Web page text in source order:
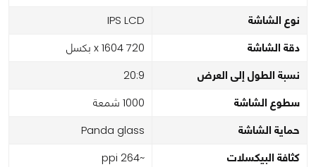
نوع الشاشة IPS LCD
دقة الشاشة 720 x 1604 بكسل
نسبة الطول إلى العرض 20:9
سطوع الشاشة 1000 شمعة
حماية الشاشة Panda glass
كثافة البيكسلات ~264 ppi